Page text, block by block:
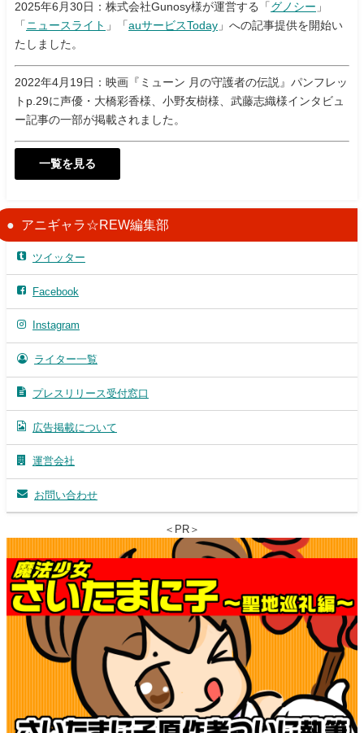
2025年6月30日：株式会社Gunosy様が運営する「 グノシー 」
「 ニュースライト 」「 auサービスToday 」への記事提供を開始い
たしました。
2022年4月19日：映画『ミューン 月の守護者の伝説』パンフレッ
トp.29に声優・大橋彩香様、小野友樹様、武藤志織様インタビュ
ー記事の一部が掲載されました。
一覧を見る
アニギャラ☆REW編集部
ツイッター
Facebook
Instagram
ライター一覧
プレスリリース受付窓口
広告掲載について
運営会社
お問い合わせ
＜PR＞